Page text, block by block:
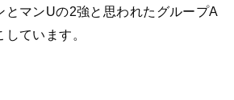
とマンUの2強と思われたグループA
ています。